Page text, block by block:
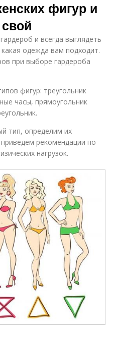
фигур и
и всегда выглядеть
одежда вам подходит.
при выборе гардероба
фигур: треугольник
часы, прямоугольник
тип, определим их
рекомендации по
нагрузок.